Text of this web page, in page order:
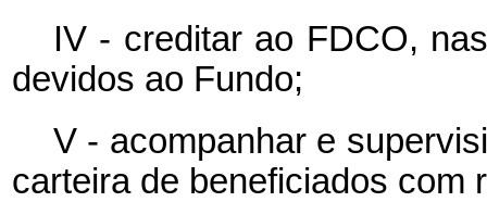
IV - creditar ao FDCO,
devidos ao Fundo;
V - acompanhar e
carteira de beneficiados com